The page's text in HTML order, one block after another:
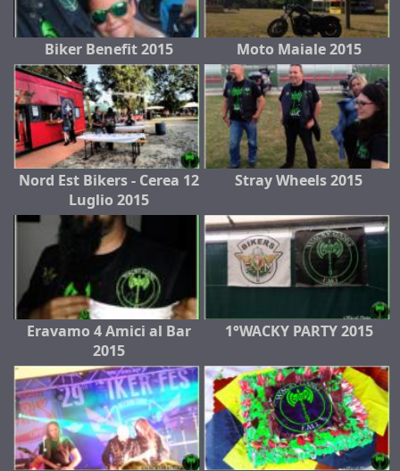
Biker Benefit 2015 Moto Maiale 2015
Nord Est Bikers - Cerea 12
Luglio 2015
Stray Wheels 2015
Eravamo 4 Amici al Bar
2015
1°WACKY PARTY 2015